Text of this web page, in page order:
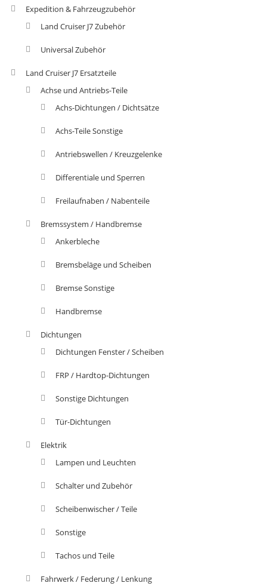
Expedition & Fahrzeugzubehör
Land Cruiser J7 Zubehör
Universal Zubehör
Land Cruiser J7 Ersatzteile
Achse und Antriebs-Teile
Achs-Dichtungen / Dichtsätze
Achs-Teile Sonstige
Antriebswellen / Kreuzgelenke
Differentiale und Sperren
Freilaufnaben / Nabenteile
Bremssystem / Handbremse
Ankerbleche
Bremsbeläge und Scheiben
Bremse Sonstige
Handbremse
Dichtungen
Dichtungen Fenster / Scheiben
FRP / Hardtop-Dichtungen
Sonstige Dichtungen
Tür-Dichtungen
Elektrik
Lampen und Leuchten
Schalter und Zubehör
Scheibenwischer / Teile
Sonstige
Tachos und Teile
Fahrwerk / Federung / Lenkung